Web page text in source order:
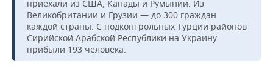
приехали из США, Канады и Румынии. Из
Великобритании и Грузии — до 300 граждан
каждой страны. С подконтрольных Турции районов
Сирийской Арабской Республики на Украину
прибыли 193 человека.